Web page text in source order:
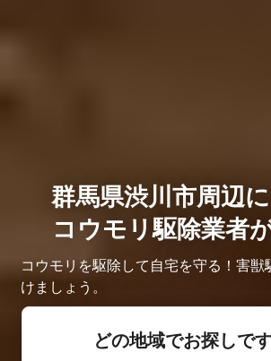
群馬県渋川市周辺
コウモリ駆除業者
コウモリを駆除して自宅を守る！害獣
けましょう。
どの地域でお探しで